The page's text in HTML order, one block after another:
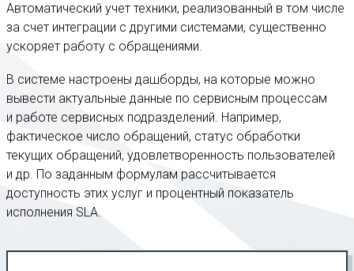
Автоматический учет техники, реализованный в том числе
за счет интеграции с другими системами, существенно
ускоряет работу с обращениями.
В системе настроены дашборды, на которые можно
вывести актуальные данные по сервисным процессам
и работе сервисных подразделений. Например,
фактическое число обращений, статус обработки
текущих обращений, удовлетворенность пользователей
и др. По заданным формулам рассчитывается
доступность этих услуг и процентный показатель
исполнения SLA.